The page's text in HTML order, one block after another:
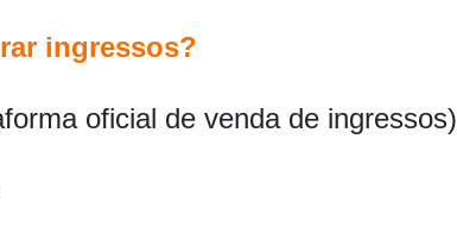
ingressos?
oficial de venda de ingressos)